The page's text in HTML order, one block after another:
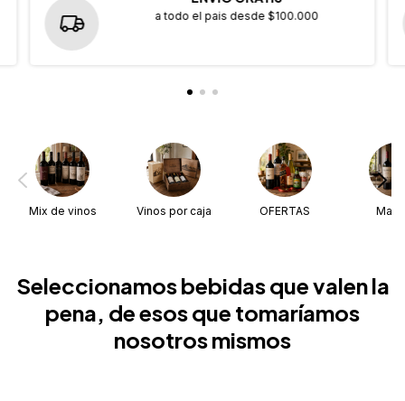
a todo el pais desde $100.000
Mix de vinos Vinos por caja OFERTAS
Seleccionamos bebidas que valen la
pena, de esos que tomaríamos
nosotros mismos